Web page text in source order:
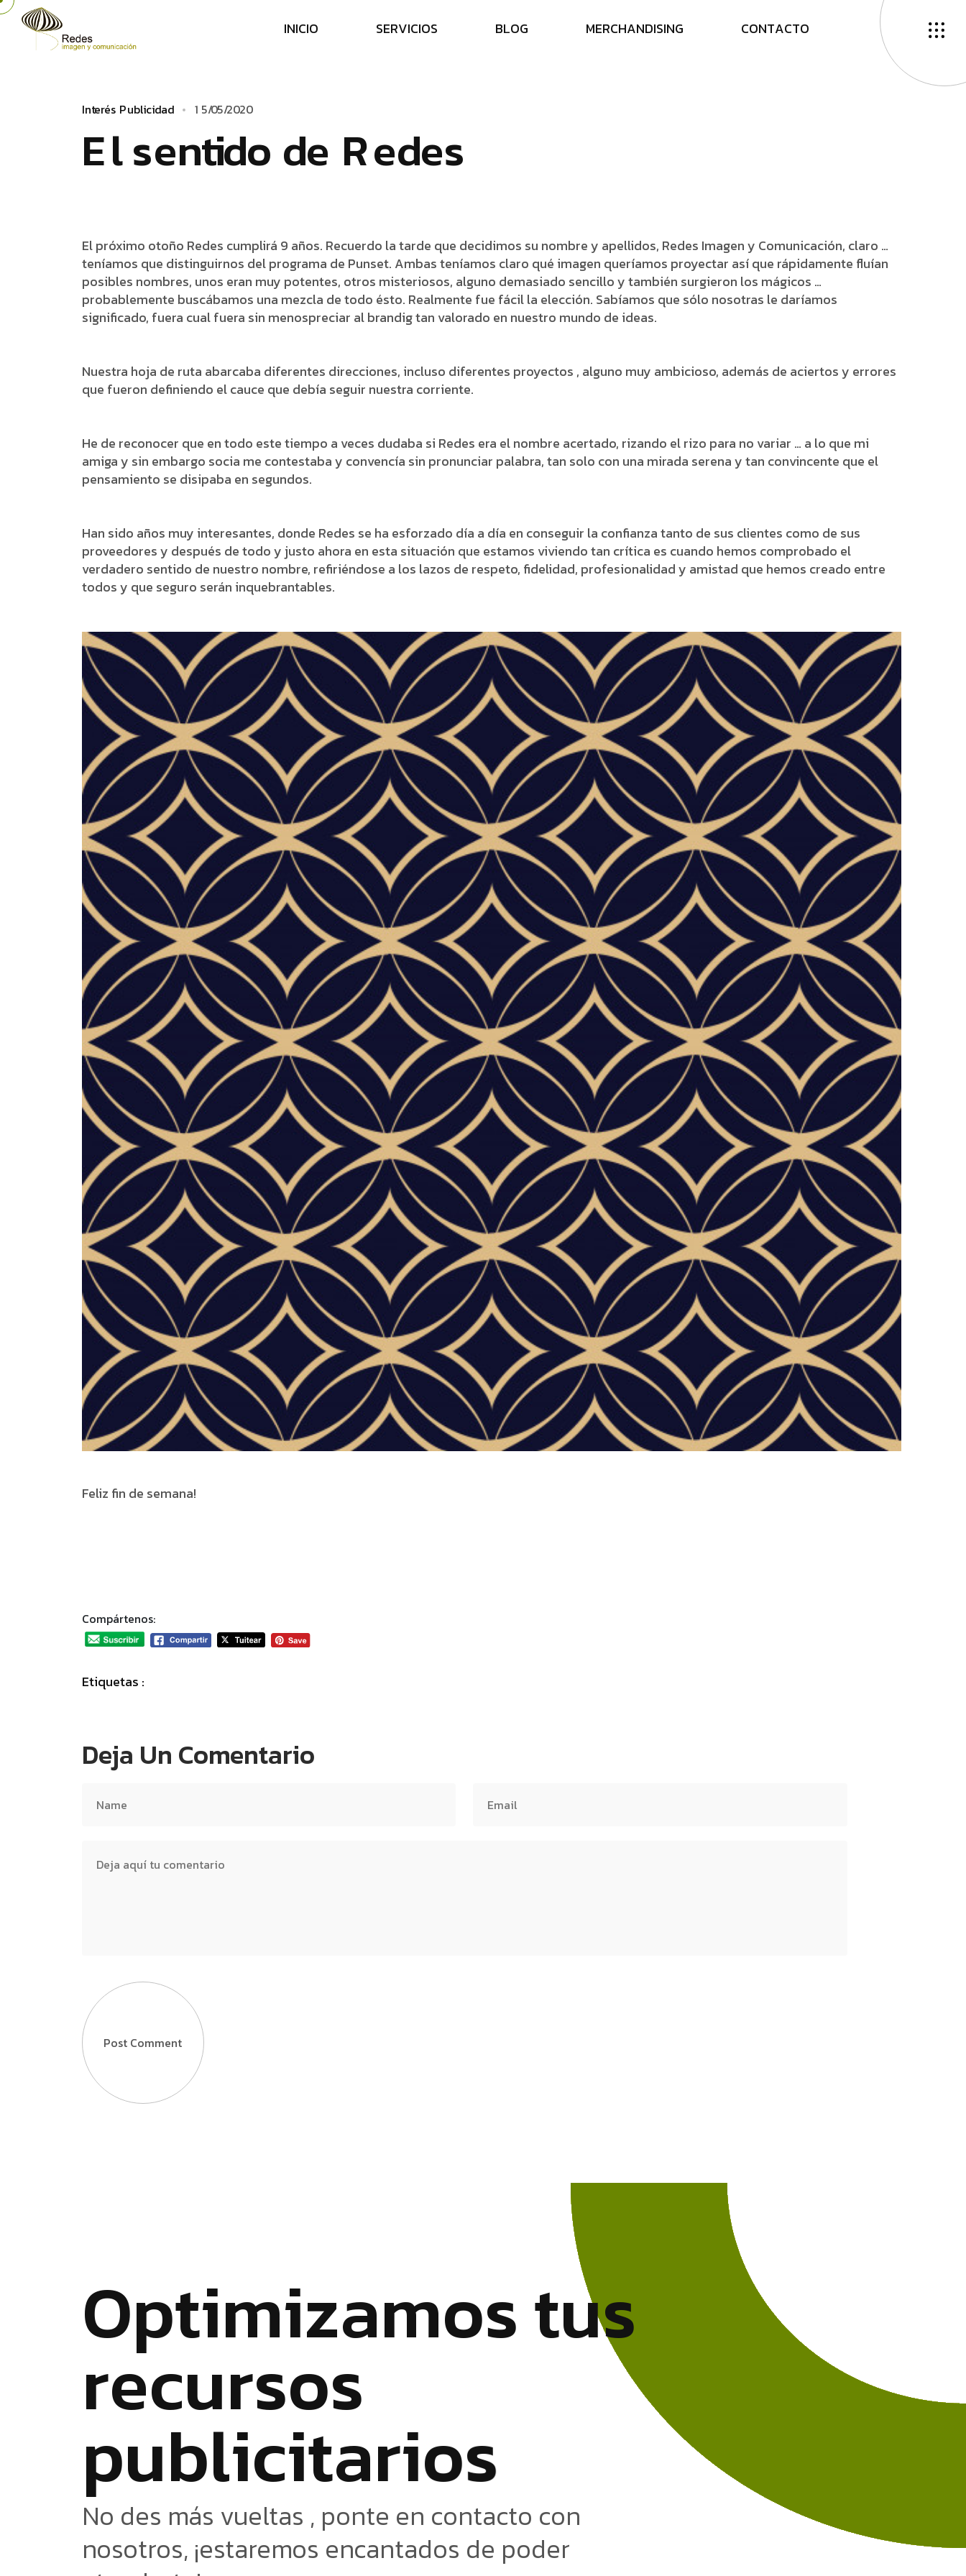
INICIO SERVICIOS BLOG MERCHANDISING CONTACTO
Interés Publicidad 1 5/05/2020
El
­ sentido
­ de Redes
El próximo otoño Redes cumplirá 9 años. Recuerdo la tarde que decidimos su nombre y apellidos, Redes Imagen y Comunicación, claro …
teníamos que distinguirnos del programa de Punset. Ambas teníamos claro qué imagen queríamos proyectar así que rápidamente fluían
posibles nombres, unos eran muy potentes, otros misteriosos, alguno demasiado sencillo y también surgieron los mágicos …
probablemente buscábamos una mezcla de todo ésto. Realmente fue fácil la elección. Sabíamos que sólo nosotras le daríamos
significado, fuera cual fuera sin menospreciar al brandig tan valorado en nuestro mundo de ideas.
Nuestra hoja de ruta abarcaba diferentes direcciones, incluso diferentes proyectos , alguno muy ambicioso, además de aciertos y errores
que fueron definiendo el cauce que debía seguir nuestra corriente.
He de reconocer que en todo este tiempo a veces dudaba si Redes era el nombre acertado, rizando el rizo para no variar … a lo que mi
amiga y sin embargo socia me contestaba y convencía sin pronunciar palabra, tan solo con una mirada serena y tan convincente que el
pensamiento se disipaba en segundos.
Han sido años muy interesantes, donde Redes se ha esforzado día a día en conseguir la confianza tanto de sus clientes como de sus
proveedores y después de todo y justo ahora en esta situación que estamos viviendo tan crítica es cuando hemos comprobado el
verdadero sentido de nuestro nombre, refiriéndose a los lazos de respeto, fidelidad, profesionalidad y amistad que hemos creado entre
todos y que seguro serán inquebrantables.
Feliz fin de semana!
Compártenos:
Etiquetas :
Deja Un Comentario
Post Comment
Optimizamostus
recursos
publicitarios
No des más vueltas , ponte en contacto con
nosotros, ¡estaremos encantados de poder